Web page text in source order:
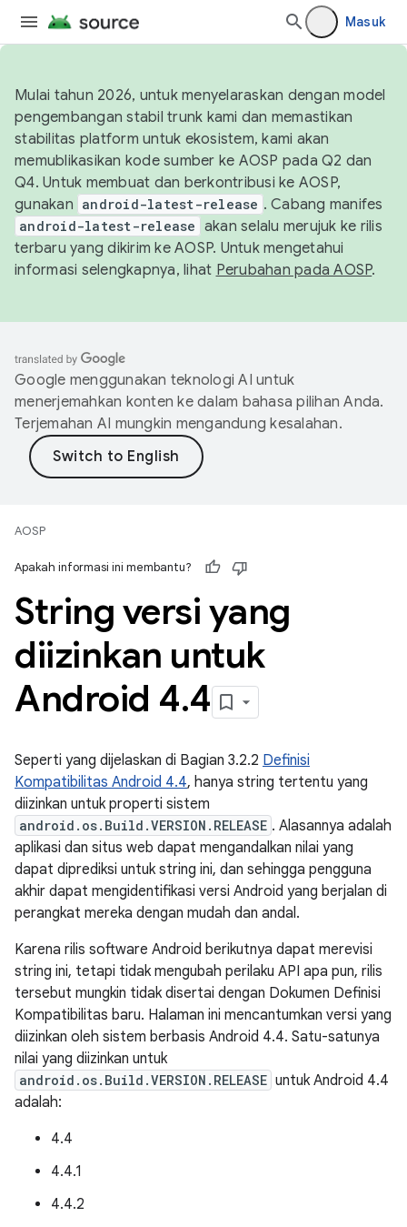
Masuk
Mulai tahun 2026, untuk menyelaraskan dengan model
pengembangan stabil trunk kami dan memastikan
stabilitas platform untuk ekosistem, kami akan
memublikasikan kode sumber ke AOSP pada Q2 dan
Q4. Untuk membuat dan berkontribusi ke AOSP,
gunakan android-latest-release . Cabang manifes
android-latest-release akan selalu merujuk ke rilis
terbaru yang dikirim ke AOSP. Untuk mengetahui
informasi selengkapnya, lihat Perubahan pada AOSP.
Google menggunakan teknologi AI untuk
menerjemahkan konten ke dalam bahasa pilihan Anda.
Terjemahan AI mungkin mengandung kesalahan.
AOSP
Apakah informasi ini membantu?
String versi yang
diizinkan untuk
Android 4.4
Seperti yang dijelaskan di Bagian 3.2.2 Definisi
Kompatibilitas Android 4.4, hanya string tertentu yang
diizinkan untuk properti sistem
android.os.Build.VERSION.RELEASE . Alasannya adalah
aplikasi dan situs web dapat mengandalkan nilai yang
dapat diprediksi untuk string ini, dan sehingga pengguna
akhir dapat mengidentifikasi versi Android yang berjalan di
perangkat mereka dengan mudah dan andal.
Karena rilis software Android berikutnya dapat merevisi
string ini, tetapi tidak mengubah perilaku API apa pun, rilis
tersebut mungkin tidak disertai dengan Dokumen Definisi
Kompatibilitas baru. Halaman ini mencantumkan versi yang
diizinkan oleh sistem berbasis Android 4.4. Satu-satunya
nilai yang diizinkan untuk
android.os.Build.VERSION.RELEASE untuk Android 4.4
adalah:
4.4
4.4.1
4.4.2